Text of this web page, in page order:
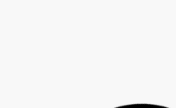
Coleta seletiva está